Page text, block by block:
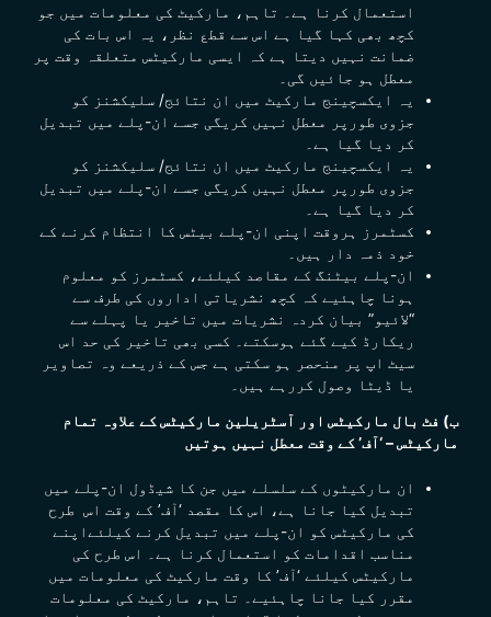
استعمال کرنا ہے۔ تاہم، مارکیٹ کی معلومات میں جو
کچھ بھی کہا گیا ہے اس سے قطع نظر، یہ اس بات کی
ضمانت نہیں دیتا ہے کہ ایسی مارکیٹس متعلقہ وقت پر
معطل ہو جائیں گی۔
یہ ایکسچینج مارکیٹ میں ان نتائج/ سلیکشنز کو
جزوی طورپر معطل نہیں کریگی جسے ان-پلے میں تبدیل
کر دیا گیا ہے۔
یہ ایکسچینج مارکیٹ میں ان نتائج/ سلیکشنز کو
جزوی طورپر معطل نہیں کریگی جسے ان-پلے میں تبدیل
کر دیا گیا ہے۔
کسٹمرز ہروقت اپنی ان-پلے بیٹس کا انتظام کرنے کے
خود ذمہ دار ہیں۔
ان-پلے بیٹنگ کے مقاصد کیلئے، کسٹمرز کو معلوم
ہونا چاہئیے کہ کچھ نشریاتی اداروں کی طرف سے
“لائیو” بیان کردہ نشریات میں تاخیر یا پہلے سے
ریکارڈ کیے گئے ہوسکتے۔ کسی بھی تاخیر کی حد اس
سیٹ اپ پر منحصر ہو سکتی ہے جس کے ذریعے وہ تصاویر
یا ڈیٹا وصول کررہے ہیں۔
ب) فٹ بال مارکیٹس اور آسٹریلین مارکیٹس کے علاوہ تمام
مارکیٹس – ‘آف’ کے وقت معطل نہیں ہوتیں
ان مارکیٹوں کے سلسلے میں جن کا شیڈول ان-پلے میں
تبدیل کیا جانا ہے، اس کا مقصد ‘آف’ کے وقت اس طرح
کی مارکیٹس کو ان-پلے میں تبدیل کرنے کیلئےاپنے
مناسب اقدامات کو استعمال کرنا ہے۔ اس طرح کی
مارکیٹس کیلئے ‘آف’ کا وقت مارکیٹ کی معلومات میں
مقرر کیا جانا چاہئیے۔ تاہم، مارکیٹ کی معلومات